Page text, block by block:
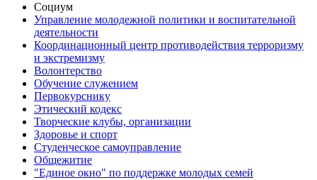
Социум
Управление молодежной политики и воспитательной
деятельности
Координационный центр противодействия терроризму
и экстремизму
Волонтерство
Обучение служением
Первокурснику
Этический кодекс
Творческие клубы, организации
Здоровье и спорт
Студенческое самоуправление
Общежитие
"Единое окно" по поддержке молодых семей